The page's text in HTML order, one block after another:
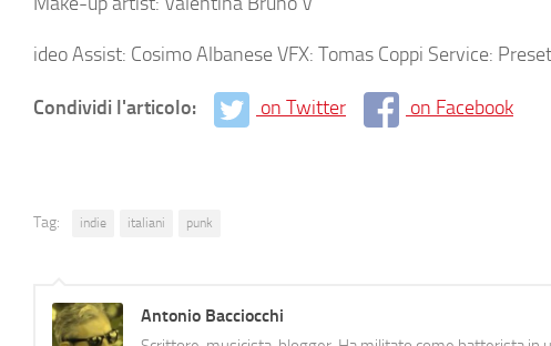
ideo Assist: Cosimo Albanese VFX: Tomas Coppi Service:
Condividi l'articolo: on Twitter on Facebook
Tag: indie italiani punk
Antonio Bacciocchi